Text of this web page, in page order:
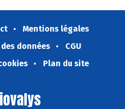
Mentions légales
données
CGU
Plan du site